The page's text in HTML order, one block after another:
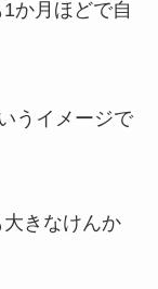
か月ほどで自
うイメージで
きなけんか